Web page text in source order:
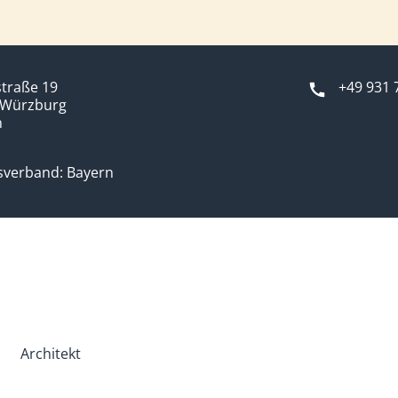
19
+49 931
Bayern
Architekt